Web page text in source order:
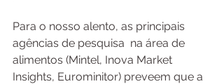
Para o nosso alento, as principais
agências de pesquisa  na área de
alimentos (Mintel, Inova Market
Insights, Eurominitor) preveem que a